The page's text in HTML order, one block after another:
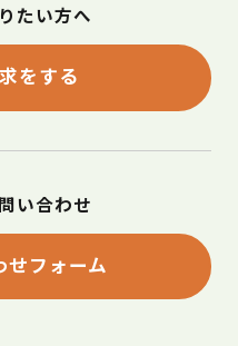
たい方へ
をする
い合わせ
せフォーム